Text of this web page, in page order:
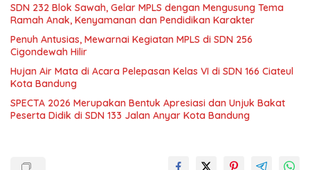
SDN 232 Blok Sawah, Gelar MPLS dengan Mengusung Tema
Ramah Anak, Kenyamanan dan Pendidikan Karakter
Penuh Antusias, Mewarnai Kegiatan MPLS di SDN 256
Cigondewah Hilir
Hujan Air Mata di Acara Pelepasan Kelas VI di SDN 166 Ciateul
Kota Bandung
SPECTA 2026 Merupakan Bentuk Apresiasi dan Unjuk Bakat
Peserta Didik di SDN 133 Jalan Anyar Kota Bandung